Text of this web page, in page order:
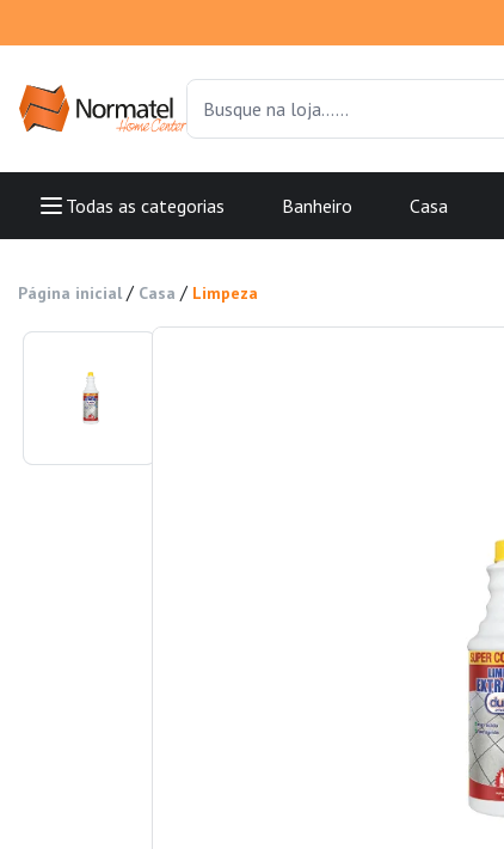
Todas as categorias Banheiro Casa
Página inicial / Casa / Limpeza